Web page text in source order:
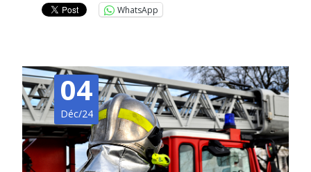
WhatsApp
04
Déc/24